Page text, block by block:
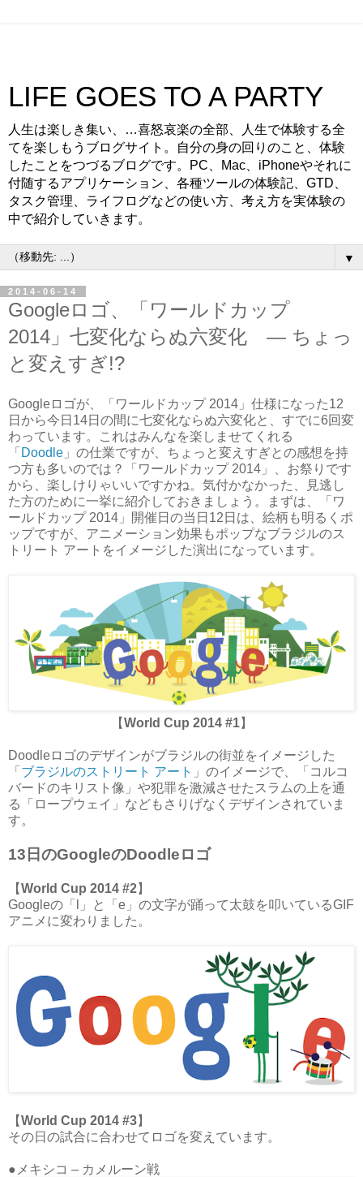
LIFE GOES TO A PARTY
人生は楽しき集い、…喜怒哀楽の全部、人生で体験する全
てを楽しもうブログサイト。自分の身の回りのこと、体験
したことをつづるブログです。PC、Mac、iPhoneやそれに
付随するアプリケーション、各種ツールの体験記、GTD、
タスク管理、ライフログなどの使い方、考え方を実体験の
中で紹介していきます。
▼
2014-06-14
Googleロゴ、「ワールドカップ
2014」七変化ならぬ六変化 — ちょっ
と変えすぎ!?
Googleロゴが、「ワールドカップ 2014」仕様になった12
日から今日14日の間に七変化ならぬ六変化と、すでに6回変
わっています。これはみんなを楽しませてくれる
「 Doodle 」の仕業ですが、ちょっと変えすぎとの感想を持
つ方も多いのでは？「ワールドカップ 2014」、お祭りです
から、楽しけりゃいいですかね。気付かなかった、見逃し
た方のために一挙に紹介しておきましょう。まずは、「ワ
ールドカップ 2014」開催日の当日12日は、絵柄も明るくポ
ップですが、アニメーション効果もポップなブラジルのス
トリート アートをイメージした演出になっています。
【World Cup 2014 #1】
Doodleロゴのデザインがブラジルの街並をイメージした
「 ブラジルのストリート アート 」のイメージで、「コルコ
バードのキリスト像」や犯罪を激減させたスラムの上を通
る「ロープウェイ」などもさりげなくデザインされていま
す。
13日のGoogleのDoodleロゴ
【World Cup 2014 #2】
Googleの「l」と「e」の文字が踊って太鼓を叩いているGIF
アニメに変わりました。
【World Cup 2014 #3】
その日の試合に合わせてロゴを変えています。
●メキシコ – カメルーン戦